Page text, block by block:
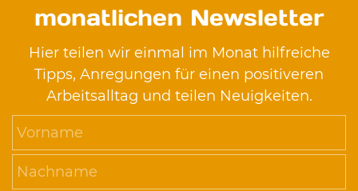
monatlichen Newsletter
Hier teilen wir einmal im Monat hilfreiche
Tipps, Anregungen für einen positiveren
Arbeitsalltag und teilen Neuigkeiten.